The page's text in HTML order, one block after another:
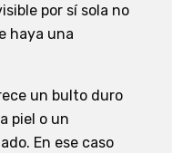
por sí sola no
haya una
un bulto duro
piel o un
En ese caso